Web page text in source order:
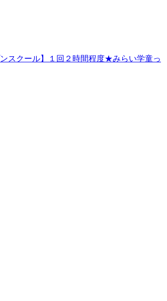
スクール】１回２時間程度★みらい学童っ